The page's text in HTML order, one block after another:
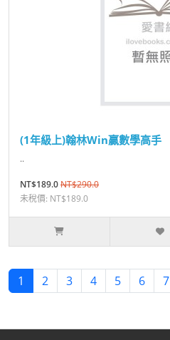
(1年級上)翰林Win贏數學高手
..
NT$189.0NT$290.0
未稅價: NT$189.0
1 2 3 4 5 6 7